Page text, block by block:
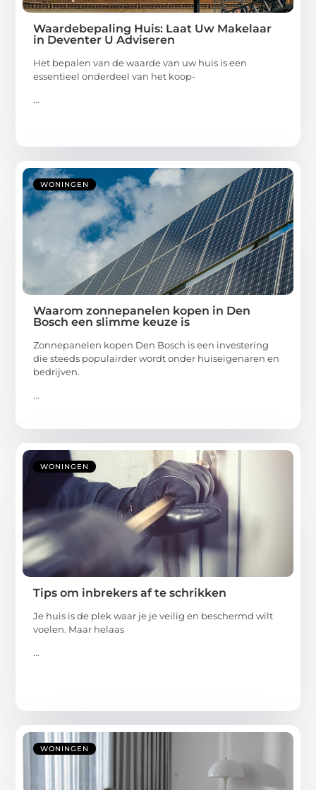
Waardebepaling Huis: Laat Uw Makelaar
in Deventer U Adviseren
Het bepalen van de waarde van uw huis is een
essentieel onderdeel van het koop-
...
WONINGEN
Waarom zonnepanelen kopen in Den
Bosch een slimme keuze is
Zonnepanelen kopen Den Bosch is een investering
die steeds populairder wordt onder huiseigenaren en
bedrijven.
...
WONINGEN
Tips om inbrekers af te schrikken
Je huis is de plek waar je je veilig en beschermd wilt
voelen. Maar helaas
...
WONINGEN